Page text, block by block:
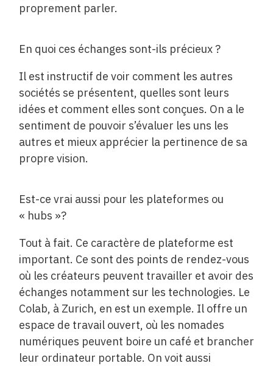
proprement parler.
En quoi ces échanges sont-ils précieux ?
Il est instructif de voir comment les autres
sociétés se présentent, quelles sont leurs
idées et comment elles sont conçues. On a le
sentiment de pouvoir s’évaluer les uns les
autres et mieux apprécier la pertinence de sa
propre vision.
Est-ce vrai aussi pour les plateformes ou
« hubs »?
Tout à fait. Ce caractère de plateforme est
important. Ce sont des points de rendez-vous
où les créateurs peuvent travailler et avoir des
échanges notamment sur les technologies. Le
Colab, à Zurich, en est un exemple. Il offre un
espace de travail ouvert, où les nomades
numériques peuvent boire un café et brancher
leur ordinateur portable. On voit aussi